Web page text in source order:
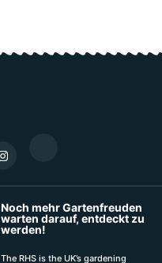
Noch mehr Gartenfreuden
warten darauf, entdeckt zu
werden!
The RHS is the UK’s gardening